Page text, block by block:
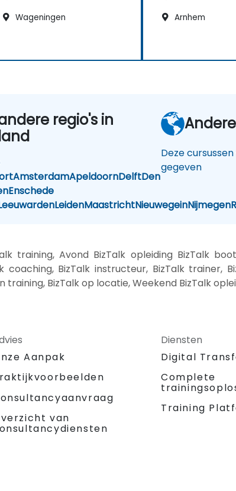
Problemen tijdens runtime op te
Wageningen
Arnhem
regio's in
AmsterdamApeldoornDelftDen
Enschede
LeidenMaastrichtNieuwegeinNijmegen
Deze
gegeven
training, Avond BizTalk opleiding BizTalk
coaching, BizTalk instructeur, BizTalk trainer,
training, BizTalk op locatie, Weekend BizTalk
Aanpak
van
Diensten
Digital
Complete
Training